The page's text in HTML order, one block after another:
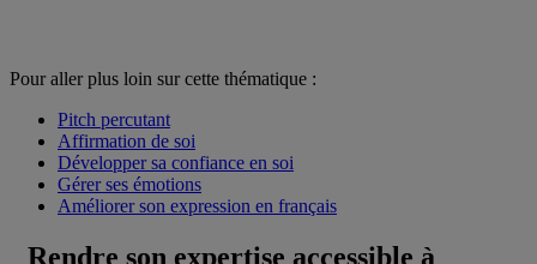
Pour aller plus loin sur cette thématique :
Pitch percutant
Affirmation de soi
Développer sa confiance en soi
Gérer ses émotions
Améliorer son expression en français
Rendre son expertise accessible à